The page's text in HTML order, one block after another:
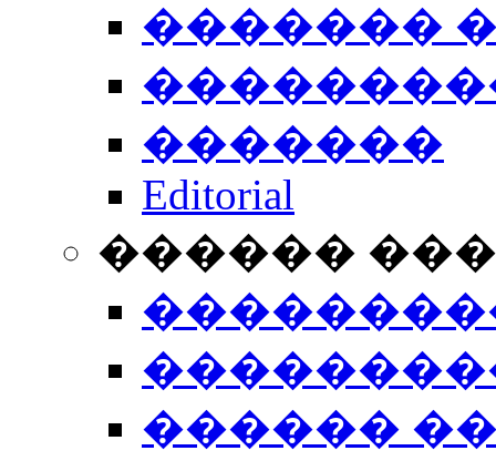
�������
�������
Editorial
������
������